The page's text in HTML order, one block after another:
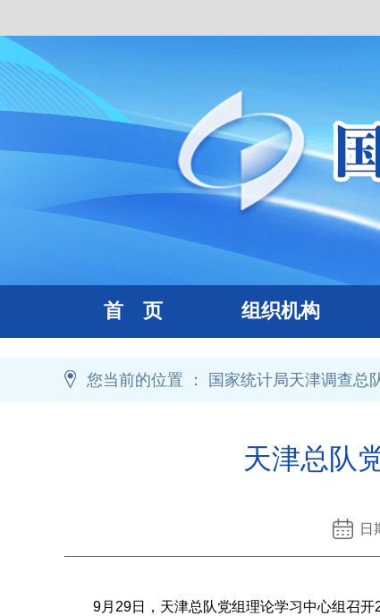
首 页 组织机构
您当前的位置 ： 国家统计局天津调查总
天津总队
9月29日，天津总队党组理论学习中心组召开